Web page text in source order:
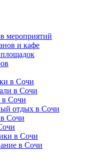
мероприятий
и кафе
в Сочи
в Сочи
в Сочи
отдых в Сочи
Сочи
в Сочи
в Сочи